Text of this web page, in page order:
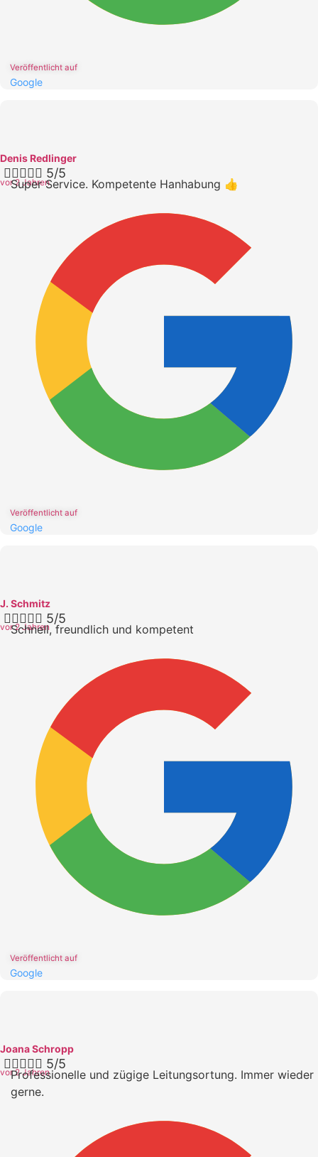
Veröffentlicht auf
Google
Denis Redlinger
vor 2 Jahren
 5/5
Super Service. Kompetente Hanhabung 👍
Veröffentlicht auf
Google
J. Schmitz
vor 2 Jahren
 5/5
Schnell, freundlich und kompetent
Veröffentlicht auf
Google
Joana Schropp
vor 2 Jahren
 5/5
Professionelle und zügige Leitungsortung. Immer wieder
gerne.